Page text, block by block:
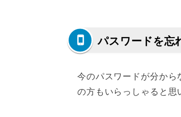
パスワードを忘
今のパスワードが分か
の方もいらっしゃると思